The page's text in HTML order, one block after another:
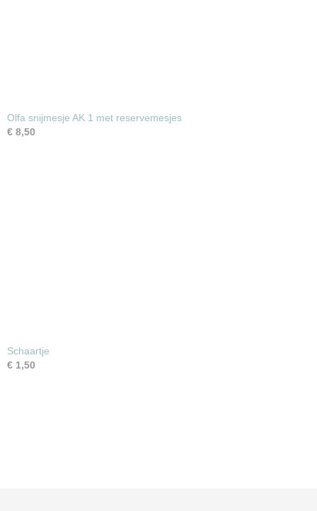
Olfa snijmesje AK 1 met reservemesjes
€ 8,50
Schaartje
€ 1,50